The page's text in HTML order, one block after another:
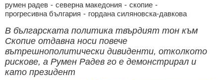
румен радев - северна македония - скопие -
прогресивна българия - гордана силяновска-давкова
В българската политика твърдият тон към
Скопие отдавна носи повече
вътрешнополитически дивиденти, отколкото
рискове, а Румен Радев го е демонстрирал и
като президент